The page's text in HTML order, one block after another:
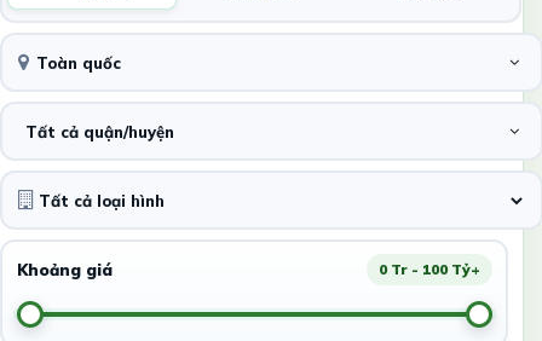
Toàn quốc
Tất cả quận/huyện
Khoảng giá 0 Tr - 100 Tỷ+